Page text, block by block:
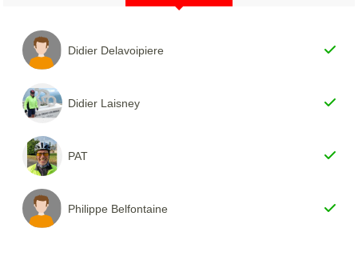
Didier Delavoipiere
Didier Laisney
PAT
Philippe Belfontaine